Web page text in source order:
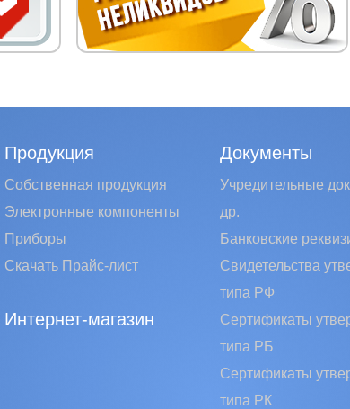
Продукция
Собственная продукция
Электронные компоненты
Приборы
Скачать Прайс-лист
Интернет-магазин
Документы
Учредительные
др.
Банковские
Свидетельства
типа РФ
Сертификаты
типа РБ
Сертификаты
типа РК